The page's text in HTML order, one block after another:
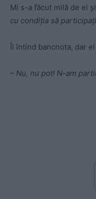
Mi s-a făcut milă de el
cu condiţia să
Îi întind bancnota, dar
– Nu, nu pot! N-am